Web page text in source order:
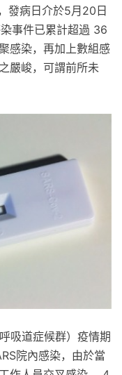
發病日介於5月20日
事件已累計超過 36
感染，再加上數組感
嚴峻，可謂前所未
吸道症候群）疫情期
院內感染，由於當